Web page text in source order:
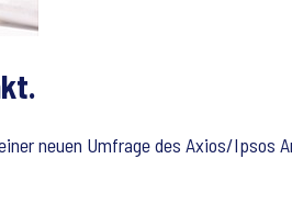
neuen Umfrage des Axios/Ipsos